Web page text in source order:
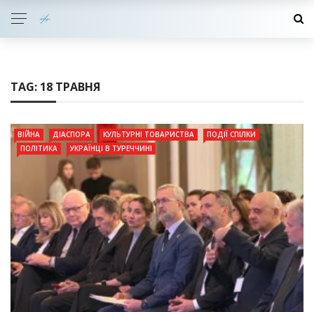
TAG: 18 ТРАВНЯ
ВІЙНА ДІАСПОРА КУЛЬТУРНІ ТОВАРИСТВА
ПОДІЇ СПІЛКИ
ПОЛІТИКА
УКРАЇНЦІ В ТУРЕЧЧИНІ